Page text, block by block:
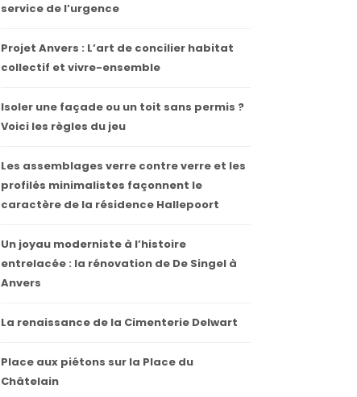
service de l’urgence
Projet Anvers : L’art de concilier habitat
collectif et vivre-ensemble
Isoler une façade ou un toit sans permis ?
Voici les règles du jeu
Les assemblages verre contre verre et les
profilés minimalistes façonnent le
caractère de la résidence Hallepoort
Un joyau moderniste à l’histoire
entrelacée : la rénovation de De Singel à
Anvers
La renaissance de la Cimenterie Delwart
Place aux piétons sur la Place du
Châtelain